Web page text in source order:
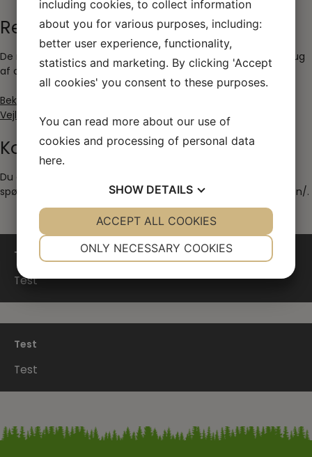
Regler
De regler, der gælder for Skovly Camping v/Mette Balleby brug
af cookies, findes nedenfor.
Bekendtgørelse om cookies
Vejledning om cookies
Kontakt
Du er velkommen til at kontakte os hvis du har yderligere
spørgsmål til anvendelsen af cookies på skovlycamping.dk/en/.
Test
Test
Test
Test
including cookies, to collect information
about you for various purposes, including:
better user experience, functionality,
statistics and marketing. By clicking 'Accept
all cookies' you consent to these purposes.
You can read more about our use of
cookies and processing of personal data
here.
SHOW DETAILS
YES NO YES NO
ONLY NECESSARY COOKIES
ACCEPT ALL COOKIES